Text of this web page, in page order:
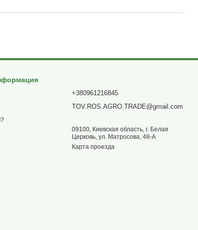
+380961216845
TOV.ROS.AGRO.TRADE@gmail.com
09100, Киевская область, г. Белая
Церковь, ул. Матросова, 48-А
Карта проезда